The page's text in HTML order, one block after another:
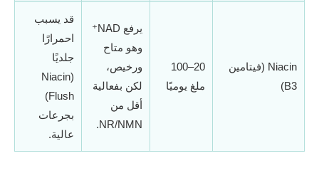
Niacin (فيتامين
B3)
20–100
ملغ يوميًا
يرفع NAD⁺
وهو متاح
ورخيص،
لكن بفعالية
أقل من
NR/NMN.
قد يسبب
احمرارًا
جلديًا
(Niacin
Flush)
بجرعات
عالية.